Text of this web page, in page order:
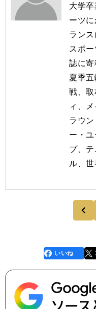
大学卒
ーツに
ラン
スポ
誌に
夏季
戦、取
ィ、
ラウ
ー・ユ
プ、テ
ル、世
前
faceboo
k
いいね